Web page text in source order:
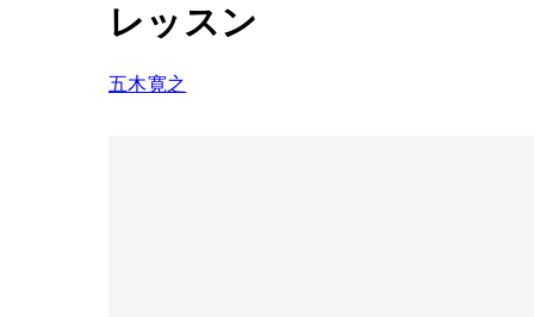
レッスン
五木寛之